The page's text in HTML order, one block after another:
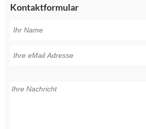
Kontaktformular